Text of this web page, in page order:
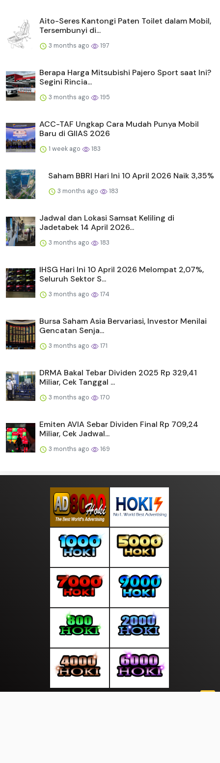
Aito-Seres Kantongi Paten Toilet dalam Mobil,
Tersembunyi di...
3 months ago 197
Berapa Harga Mitsubishi Pajero Sport saat Ini?
Segini Rincia...
3 months ago 195
ACC-TAF Ungkap Cara Mudah Punya Mobil
Baru di GIIAS 2026
1 week ago 183
Saham BBRI Hari Ini 10 April 2026 Naik 3,35%
3 months ago 183
Jadwal dan Lokasi Samsat Keliling di
Jadetabek 14 April 2026...
3 months ago 183
IHSG Hari Ini 10 April 2026 Melompat 2,07%,
Seluruh Sektor S...
3 months ago 174
Bursa Saham Asia Bervariasi, Investor Menilai
Gencatan Senja...
3 months ago 171
DRMA Bakal Tebar Dividen 2025 Rp 329,41
Miliar, Cek Tanggal ...
3 months ago 170
Emiten AVIA Sebar Dividen Final Rp 709,24
Miliar, Cek Jadwal...
3 months ago 169